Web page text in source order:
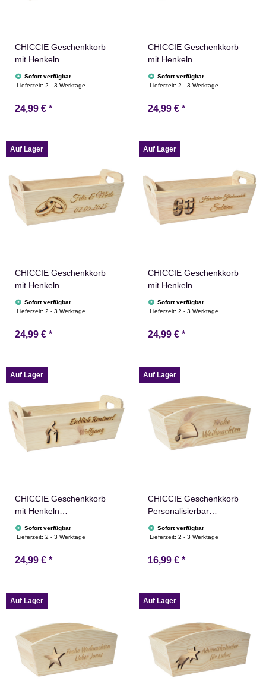
CHICCIE Geschenkkorb
mit Henkeln
Personalisierbar
Wunschtext mit Herz
Holz Geschenkidee
Personalisierung
Sofort verfügbar
Lieferzeit:2 - 3 Werktage
24,99 € *
CHICCIE Geschenkkorb
mit Henkeln
Personalisierbar
Wunschtext mit Luftballons
Holz Geschenkidee
Personalisierung
Sofort verfügbar
Lieferzeit:2 - 3 Werktage
24,99 € *
Auf Lager
CHICCIE Geschenkkorb
mit Henkeln
Personalisierbar
Wunschtext mit Ringen
Holz Geschenkidee
Sofort verfügbar
Lieferzeit:2 - 3 Werktage
24,99 € *
Auf Lager
CHICCIE Geschenkkorb
mit Henkeln
Personalisierbar
Wunschtext mit Zahl
Holz Geschenkidee
Sofort verfügbar
Lieferzeit:2 - 3 Werktage
24,99 € *
Auf Lager
CHICCIE Geschenkkorb
mit Henkeln
Personalisierbar
Wunschtext zum
Präsentkorb Holz
Personalisierung
Sofort verfügbar
Lieferzeit:2 - 3 Werktage
24,99 € *
Auf Lager
CHICCIE Geschenkkorb
Personalisierbar
Nikolausmütze Wunschtext
24x13x8cm Abgerundet
Geschenkidee Holzkiste
Sofort verfügbar
Lieferzeit:2 - 3 Werktage
16,99 € *
Auf Lager Auf Lager